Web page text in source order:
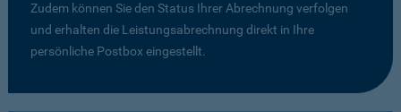
Zudem können Sie den Status Ihrer Abrechnung verfolgen
und erhalten die Leistungsabrechnung direkt in Ihre
persönliche Postbox eingestellt.